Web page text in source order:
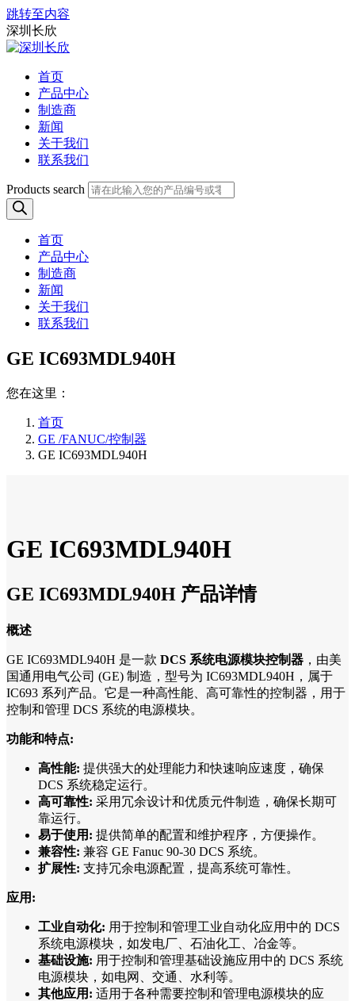
跳转至内容
深圳长欣
首页
产品中心
制造商
新闻
关于我们
联系我们
Products search
首页
产品中心
制造商
新闻
关于我们
联系我们
GE IC693MDL940H
您在这里：
首页
GE /FANUC/控制器
GE IC693MDL940H
GE IC693MDL940H
GE IC693MDL940H 产品详情
概述
GE IC693MDL940H 是一款 DCS 系统电源模块控制器 ，由美
国通用电气公司 (GE) 制造，型号为 IC693MDL940H，属于
IC693 系列产品。它是一种高性能、高可靠性的控制器，用于
控制和管理 DCS 系统的电源模块。
功能和特点:
高性能: 提供强大的处理能力和快速响应速度，确保
DCS 系统稳定运行。
高可靠性: 采用冗余设计和优质元件制造，确保长期可
靠运行。
易于使用: 提供简单的配置和维护程序，方便操作。
兼容性: 兼容 GE Fanuc 90-30 DCS 系统。
扩展性: 支持冗余电源配置，提高系统可靠性。
应用:
工业自动化: 用于控制和管理工业自动化应用中的 DCS
系统电源模块，如发电厂、石油化工、冶金等。
基础设施: 用于控制和管理基础设施应用中的 DCS 系统
电源模块，如电网、交通、水利等。
其他应用: 适用于各种需要控制和管理电源模块的应